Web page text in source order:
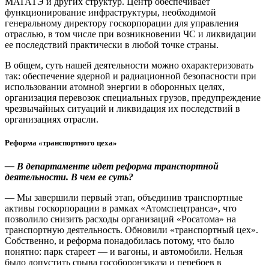
функционирование инфраструктуры, необходимой
генеральному директору госкорпорации для управления
отраслью, в том числе при возникновении ЧС и ликвидации
ее последствий практически в любой точке страны.
В общем, суть нашей деятельности можно охарактеризовать
так: обеспечение ядерной и радиационной безопасности при
использовании атомной энергии в оборонных целях,
организация перевозок специальных грузов, предупреждение
чрезвычайных ситуаций и ликвидация их последствий в
организациях отрасли.
Реформа «транспортного цеха»
— В департаменте идет реформа транспортной
деятельности. В чем ее суть?
— Мы завершили первый этап, объединив транспортные
активы госкорпорации в рамках «Атомспецтранса», что
позволило снизить расходы организаций «Росатома» на
транспортную деятельность. Обновили «транспортный цех».
Собственно, и реформа понадобилась потому, что было
понятно: парк стареет — ​и вагоны, и автомобили. Нельзя
было допустить срыва гособоронзаказа и перебоев в